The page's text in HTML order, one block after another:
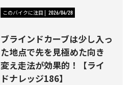
このバイクに注目 2026/04/28
ブラインドカーブは少し入っ
た地点で先を見極めた向き
変え走法が効果的！【ライ
ドナレッジ186】